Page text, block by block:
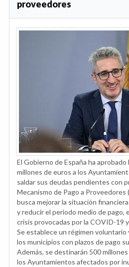
proveedores
El Gobierno de España ha
millones de euros a los
saldar sus deudas pendientes con
Mecanismo de Pago a Proveedores
busca mejorar la situación
y reducir el periodo medio de pago,
crisis provocadas por la COVID-19
Se establece un régimen
los municipios con plazos de pago
Además, se destinarán 500
los Ayuntamientos afectados por